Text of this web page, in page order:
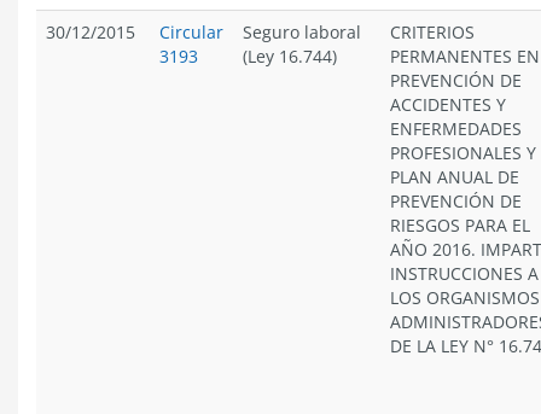
30/12/2015
Circular
3193
Seguro laboral
(Ley 16.744)
CRITERIOS
PERMANENTES EN
PREVENCIÓN DE
ACCIDENTES Y
ENFERMEDADES
PROFESIONALES Y
PLAN ANUAL DE
PREVENCIÓN DE
RIESGOS PARA EL
AÑO 2016.
INSTRUCCIONES A
LOS ORGANISMOS
DE LA LEY N°